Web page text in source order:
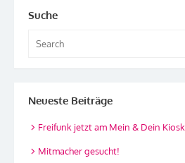
Suche
for:
Neueste Beiträge
Freifunk jetzt am Mein & Dein Kiosk
Mitmacher gesucht!